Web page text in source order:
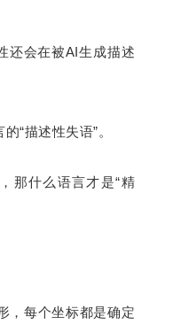
还会在被AI生成描述
“描述性失语”。
那什么语言才是“精
，每个坐标都是确定